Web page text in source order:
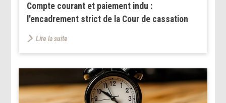
Compte courant et paiement indu :
l'encadrement strict de la Cour de cassation
Lire la suite